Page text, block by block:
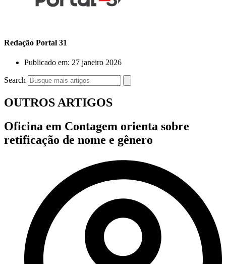
Redação Portal 31
Publicado em: 27 janeiro 2026
Search
OUTROS ARTIGOS
Oficina em Contagem orienta sobre
retificação de nome e gênero